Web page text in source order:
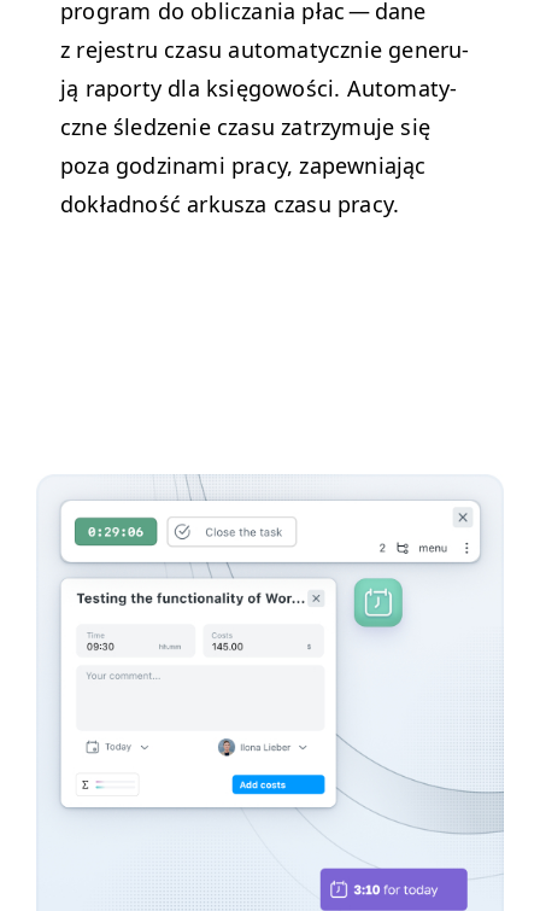
pro­gram do oblicza­nia płac — dane
z rejestru cza­su automaty­cznie generu­
ją raporty dla księ­gowoś­ci. Automaty­
czne śledze­nie cza­su zatrzy­mu­je się
poza godz­i­na­mi pra­cy, zapew­ni­a­jąc
dokład­ność arkusza cza­su pracy.